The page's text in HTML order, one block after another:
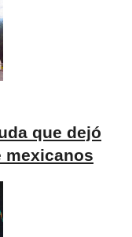
que dejó
mexicanos